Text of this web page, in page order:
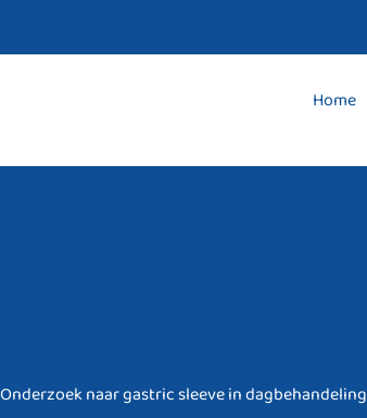
Home
Onderzoek naar gastric sleeve in dagbehandeling